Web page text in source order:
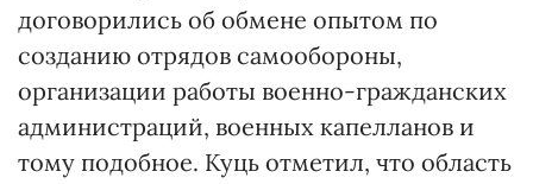
договорились об обмене опытом по
созданию отрядов самообороны,
организации работы военно-гражданских
администраций, военных капелланов и
тому подобное. Куць отметил, что область